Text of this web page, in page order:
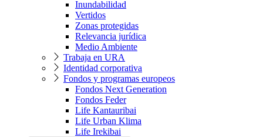
Inundabilidad
Vertidos
Zonas protegidas
Relevancia jurídica
Medio Ambiente
Trabaja en URA
Identidad corporativa
Fondos y programas europeos
Fondos Next Generation
Fondos Feder
Life Kantauribai
Life Urban Klima
Life Irekibai